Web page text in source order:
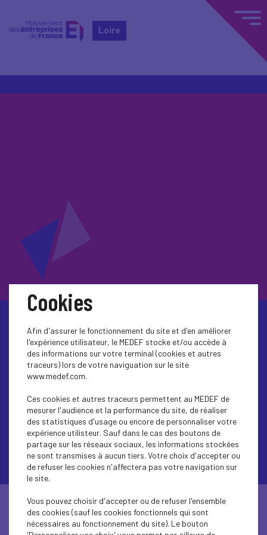
Loire
Agir ensemble
pour une croissance
responsable
Rejoignez le mouvement :
Cookies
Afin d'assurer le fonctionnement du site et d'en améliorer
l'expérience utilisateur, le MEDEF stocke et/ou accède à
des informations sur votre terminal (cookies et autres
traceurs) lors de votre naviguation sur le site
www.medef.com.
Ces cookies et autres traceurs permettent au MEDEF de
mesurer l'audience et la performance du site, de réaliser
des statistiques d'usage ou encore de personnaliser votre
expérience utilisteur. Sauf dans le cas des boutons de
partage sur les réseaux sociaux, les informations stockées
ne sont transmises à aucun tiers. Votre choix d'accepter ou
de refuser les cookies n'affectera pas votre navigation sur
le site.
Vous pouvez choisir d'accepter ou de refuser l'ensemble
des cookies (sauf les cookies fonctionnels qui sont
nécessaires au fonctionnement du site). Le bouton